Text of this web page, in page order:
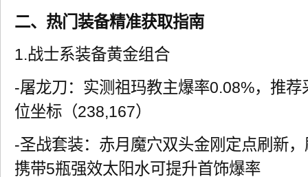
二、热门装备精准获取指南
1.战士系装备黄金组合
-屠龙刀：实测祖玛教主爆率0.08%，推
位坐标（238,167）
-圣战套装：赤月魔穴双头金刚定点刷新
携带5瓶强效太阳水可提升首饰爆率